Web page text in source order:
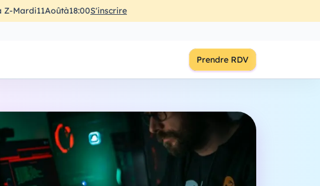
Z-Mardi11Aoûtà18:00S'inscrire
Prendre RDV